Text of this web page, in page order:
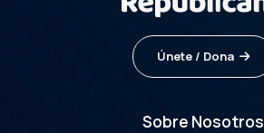
Únete / Dona
Sobre Nosotros